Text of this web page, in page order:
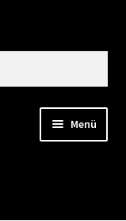
Menü